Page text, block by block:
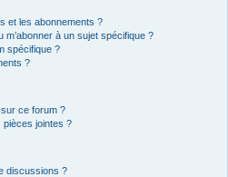
et les abonnements ?
à un sujet spécifique ?
spécifique ?
?
ce forum ?
pièces jointes ?
discussions ?